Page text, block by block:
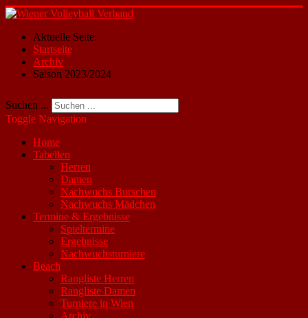
Aktuelle Seite:
Startseite
Archiv
Saison 2023/2024
Suchen ...
Toggle Navigation
Home
Tabellen
Herren
Damen
Nachwuchs Burschen
Nachwuchs Mädchen
Termine & Ergebnisse
Spieltermine
Ergebnisse
Nachwuchsturniere
Beach
Rangliste Herren
Rangliste Damen
Turniere in Wien
Archiv